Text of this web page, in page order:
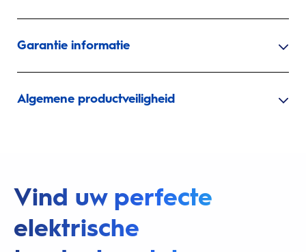
Garantie informatie
Algemene productveiligheid
Vind uw perfecte
elektrische